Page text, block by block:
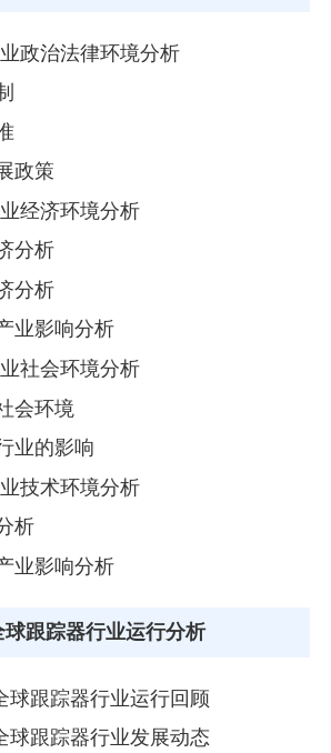
政治法律环境分析
政策
经济环境分析
分析
分析
业影响分析
社会环境分析
会环境
业的影响
技术环境分析
析
业影响分析
跟踪器行业运行分析
跟踪器行业运行回顾
跟踪器行业发展动态